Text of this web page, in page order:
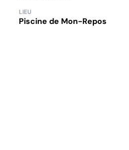
LIEU
Piscine de Mon-Repos